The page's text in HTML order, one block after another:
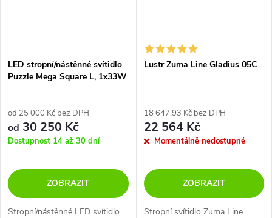
LED stropní/nástěnné svítidlo
Puzzle Mega Square L, 1x33W
od 25 000 Kč bez DPH
od 30 250 Kč
Dostupnost 14 až 30 dní
ZOBRAZIT
Stropní/nástěnné LED svítidlo
Lustr Zuma Line Gladius 05C
18 647,93 Kč bez DPH
22 564 Kč
Momentálně nedostupné
ZOBRAZIT
Stropní svítidlo Zuma Line